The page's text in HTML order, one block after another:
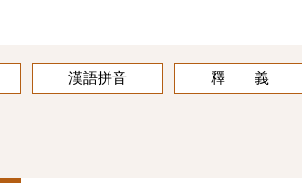
漢語拼音 釋 義